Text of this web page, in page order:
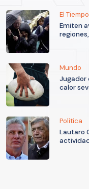
El Tiempo
Emiten
Mundo
Jugador
calor
Política
Lautaro